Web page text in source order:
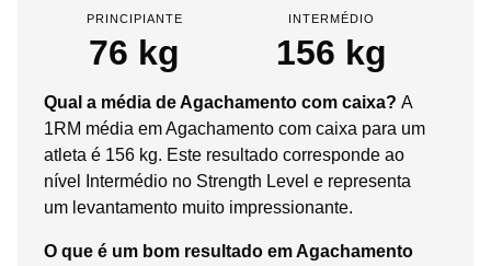
PRINCIPIANTE
76 kg
INTERMÉDIO
156 kg
Qual a média de Agachamento com caixa? A
1RM média em Agachamento com caixa para um
atleta é 156 kg. Este resultado corresponde ao
nível Intermédio no Strength Level e representa
um levantamento muito impressionante.
O que é um bom resultado em Agachamento